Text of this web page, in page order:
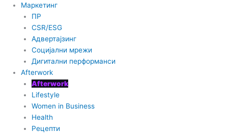
Маркетинг
ПР
CSR/ESG
Адвертајзинг
Социјални мрежи
Дигитални перформанси
Afterwork
Afterwork
Lifestyle
Women in Business
Health
Рецепти